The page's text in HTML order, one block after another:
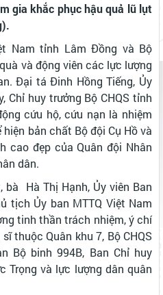
gia khắc phục hậu quả lũ lụt
Nam tỉnh Lâm Đồng và Bộ
và động viên các lực lượng
Đại tá Đinh Hồng Tiếng, Ủy
Chỉ huy trưởng Bộ CHQS tỉnh
cứu hộ, cứu nạn là nhiệm
bản chất Bộ đội Cụ Hồ và
cao đẹp của Quân đội Nhân
dân.
Hà Thị Hạnh, Ủy viên Ban
tịch Ủy ban MTTQ Việt Nam
tinh thần trách nhiệm, ý chí
thuộc Quân khu 7, Bộ CHQS
Bộ binh 994B, Ban Chỉ huy
Trọng và lực lượng dân quân